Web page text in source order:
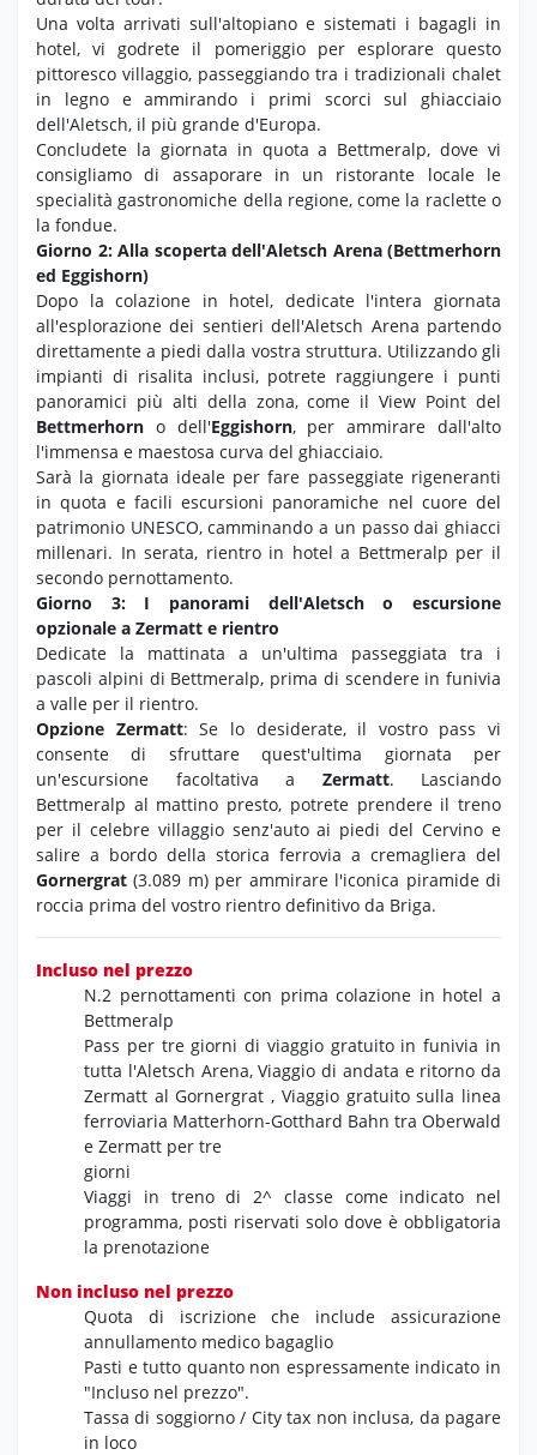
Una volta arrivati sull'altopiano e sistemati i bagagli in
hotel, vi godrete il pomeriggio per esplorare questo
pittoresco villaggio, passeggiando tra i tradizionali chalet
in legno e ammirando i primi scorci sul ghiacciaio
dell'Aletsch, il più grande d'Europa.
Concludete la giornata in quota a Bettmeralp, dove vi
consigliamo di assaporare in un ristorante locale le
specialità gastronomiche della regione, come la raclette o
la fondue.
Giorno 2: Alla scoperta dell'Aletsch Arena (Bettmerhorn
ed Eggishorn)
Dopo la colazione in hotel, dedicate l'intera giornata
all'esplorazione dei sentieri dell'Aletsch Arena partendo
direttamente a piedi dalla vostra struttura. Utilizzando gli
impianti di risalita inclusi, potrete raggiungere i punti
panoramici più alti della zona, come il View Point del
Bettmerhorn o dell'Eggishorn, per ammirare dall'alto
l'immensa e maestosa curva del ghiacciaio.
Sarà la giornata ideale per fare passeggiate rigeneranti
in quota e facili escursioni panoramiche nel cuore del
patrimonio UNESCO, camminando a un passo dai ghiacci
millenari. In serata, rientro in hotel a Bettmeralp per il
secondo pernottamento.
Giorno 3: I panorami dell'Aletsch o escursione
opzionale a Zermatt e rientro
Dedicate la mattinata a un'ultima passeggiata tra i
pascoli alpini di Bettmeralp, prima di scendere in funivia
a valle per il rientro.
Opzione Zermatt: Se lo desiderate, il vostro pass vi
consente di sfruttare quest'ultima giornata per
un'escursione facoltativa a Zermatt. Lasciando
Bettmeralp al mattino presto, potrete prendere il treno
per il celebre villaggio senz'auto ai piedi del Cervino e
salire a bordo della storica ferrovia a cremagliera del
Gornergrat (3.089 m) per ammirare l'iconica piramide di
roccia prima del vostro rientro definitivo da Briga.
Incluso nel prezzo
N.2 pernottamenti con prima colazione in hotel a
Bettmeralp
Pass per tre giorni di viaggio gratuito in funivia in
tutta l'Aletsch Arena, Viaggio di andata e ritorno da
Zermatt al Gornergrat , Viaggio gratuito sulla linea
ferroviaria Matterhorn-Gotthard Bahn tra Oberwald
e Zermatt per tre
giorni
Viaggi in treno di 2^ classe come indicato nel
programma, posti riservati solo dove è obbligatoria
la prenotazione
Non incluso nel prezzo
Quota di iscrizione che include assicurazione
annullamento medico bagaglio
Pasti e tutto quanto non espressamente indicato in
"Incluso nel prezzo".
Tassa di soggiorno / City tax non inclusa, da pagare
in loco